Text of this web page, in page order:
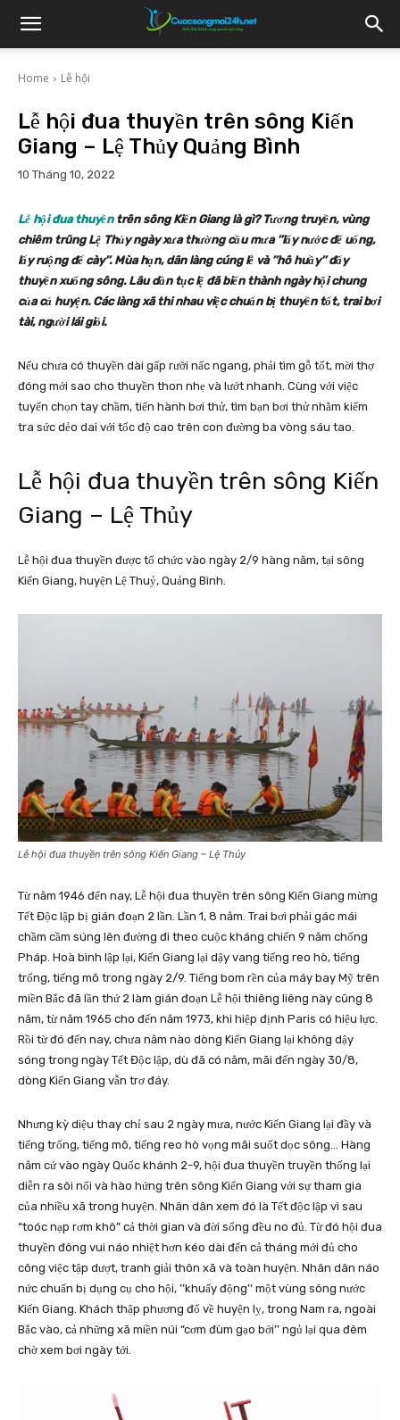
Home Lễ hội
Lễ hội đua thuyền trên sông Kiến
Giang – Lệ Thủy Quảng Bình
10 Tháng 10, 2022
Lễ hội đua thuyềntrên sông Kiến Giang là gì?Tương truyền, vùng
chiêm trũng Lệ Thủy ngày xưa thường cầu mưa ’’lấy nước để uống,
lấy ruộng để cày’’. Mùa hạn, dân làng cúng lễ và ’’hô huầy’’ đẩy
thuyền xuống sông. Lâu dần tục lệ đã biến thành ngày hội chung
của cả huyện. Các làng xã thi nhau việc chuẩn bị thuyền tốt, trai bơi
tài, người lái giỏi.
Nếu chưa có thuyền dài gấp rưỡi nấc ngang, phải tìm gỗ tốt, mời thợ
đóng mới sao cho thuyền thon nhẹ và lướt nhanh. Cùng với việc
tuyển chọn tay chầm, tiến hành bơi thử, tìm bạn bơi thử nhằm kiểm
tra sức dẻo dai với tốc độ cao trên con đường ba vòng sáu tao.
Lễ hội đua thuyền trên sông Kiến
Giang – Lệ Thủy
Lễ hội đua thuyền được tổ chức vào ngày 2/9 hàng năm, tại sông
Kiến Giang, huyện Lệ Thuỷ, Quảng Bình.
Lễ hội đua thuyền trên sông Kiến Giang – Lệ Thủy
Từ năm 1946 đến nay, Lễ hội đua thuyền trên sông Kiến Giang mừng
Tết Độc lập bị gián đoạn 2 lần. Lần 1, 8 năm. Trai bơi phải gác mái
chầm cầm súng lên đường đi theo cuộc kháng chiến 9 năm chống
Pháp. Hoà bình lập lại, Kiến Giang lại dậy vang tiếng reo hò, tiếng
trống, tiếng mõ trong ngày 2/9. Tiếng bom rền của máy bay Mỹ trên
miền Bắc đã lần thứ 2 làm gián đoạn Lễ hội thiêng liêng này cũng 8
năm, từ năm 1965 cho đến năm 1973, khi hiệp định Paris có hiệu lực.
Rồi từ đó đến nay, chưa năm nào dòng Kiến Giang lại không dậy
sóng trong ngày Tết Độc lập, dù đã có năm, mãi đến ngày 30/8,
dòng Kiến Giang vẫn trơ đáy.
Nhưng kỳ diệu thay chỉ sau 2 ngày mưa, nước Kiến Giang lại đầy và
tiếng trống, tiếng mõ, tiếng reo hò vọng mãi suốt dọc sông… Hàng
năm cứ vào ngày Quốc khánh 2-9, hội đua thuyền truyền thống lại
diễn ra sôi nổi và hào hứng trên sông Kiến Giang với sự tham gia
của nhiều xã trong huyện. Nhân dân xem đó là Tết độc lập vì sau
“toóc nạp rơm khô” cả thời gian và đời sống đều no đủ. Từ đó hội đua
thuyền đông vui náo nhiệt hơn kéo dài đến cả tháng mới đủ cho
công việc tập dượt, tranh giải thôn xã và toàn huyện. Nhân dân náo
nức chuẩn bị dụng cụ cho hội, ’’khuấy động’’ một vùng sông nước
Kiến Giang. Khách thập phương đổ về huyện lỵ, trong Nam ra, ngoài
Bắc vào, cả những xã miền núi “cơm đùm gạo bới’’ ngủ lại qua đêm
chờ xem bơi ngày tới.